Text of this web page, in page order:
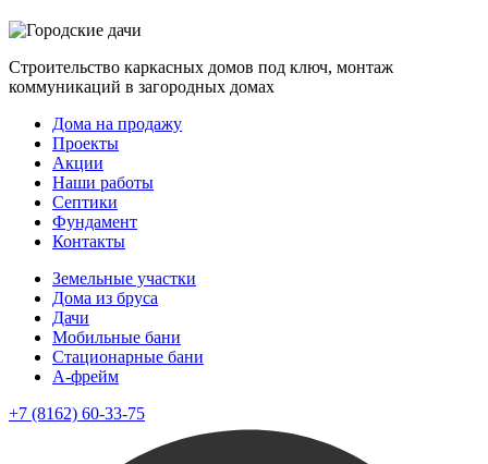
Строительство каркасных домов под ключ, монтаж
коммуникаций в загородных домах
Дома на продажу
Проекты
Акции
Наши работы
Септики
Фундамент
Контакты
Земельные участки
Дома из бруса
Дачи
Мобильные бани
Стационарные бани
A-фрейм
+7 (8162) 60-33-75